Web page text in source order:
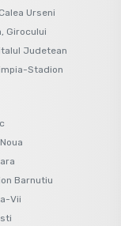
Urseni
Girocului
Judetean
Stadion
Barnutiu
Vii